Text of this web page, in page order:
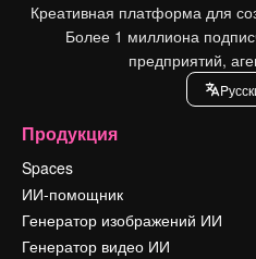
Креативная платформа для
Более 1 миллиона
предприятий,
Продукция
Spaces
ИИ-помощник
Генератор изображений ИИ
Генератор видео ИИ